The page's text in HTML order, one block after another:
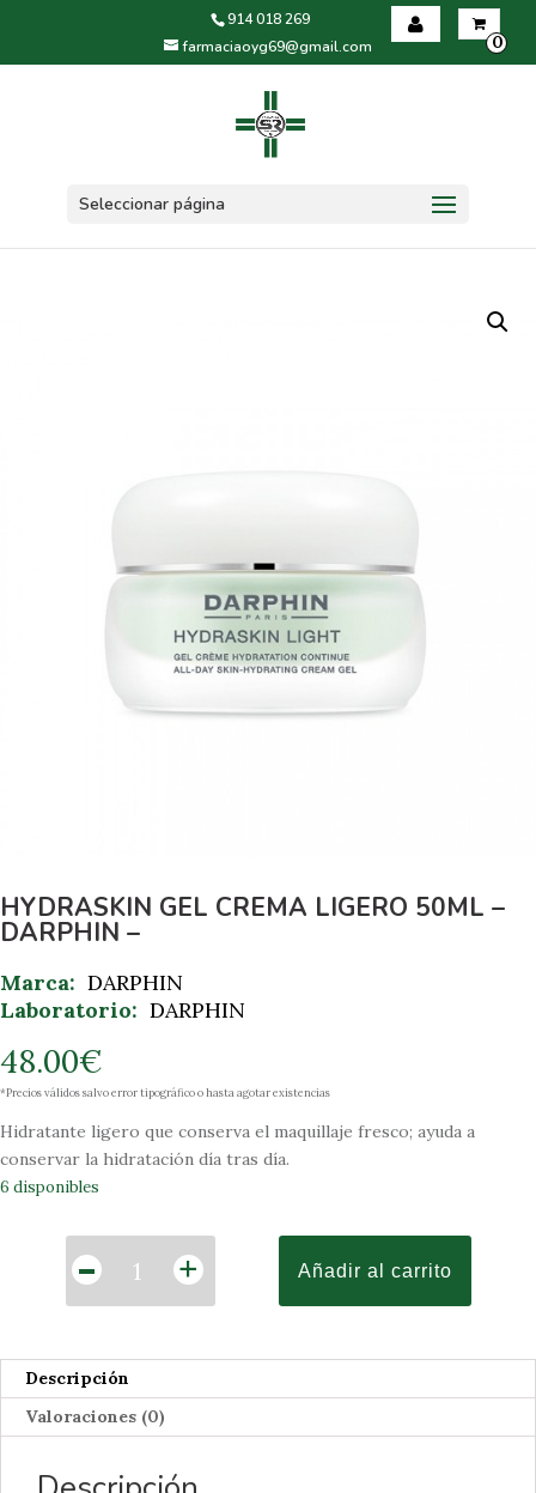
914 018 269
farmaciaoyg69@gmail.com
0
Iniciar sesión
Registrarse
Seleccionar página
HYDRASKIN GEL CREMA LIGERO 50ML –
DARPHIN –
Marca: DARPHIN
Laboratorio: DARPHIN
48.00€
*Precios válidos salvo error tipográfico o hasta agotar existencias
Hidratante ligero que conserva el maquillaje fresco; ayuda a
conservar la hidratación día tras día.
6 disponibles
- + Añadir al carrito
Descripción
Valoraciones (0)